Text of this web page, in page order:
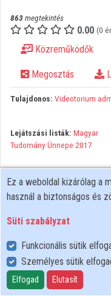
Intézmények
Közreműködők
863megtekintés
0.00 (0
Közreműködők
Megosztás
Tulajdonos: Videotorium
Lejátszási listák: Magyar
Tudomány Ünnepe 2017
Felhasználói szabályzat
Adatkezelési tájékoztató
Süti szabályzat
Ez a weboldal kizárólag a
használ a biztonságos és
Süti szabályzat
Funkcionális sütik
Személyes sütik
Elfogad Elutasít